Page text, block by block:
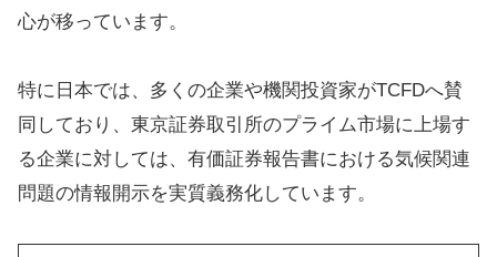
心が移っています。
特に日本では、多くの企業や機関投資家がTCFDへ賛
同しており、東京証券取引所のプライム市場に上場す
る企業に対しては、有価証券報告書における気候関連
問題の情報開示を実質義務化しています。